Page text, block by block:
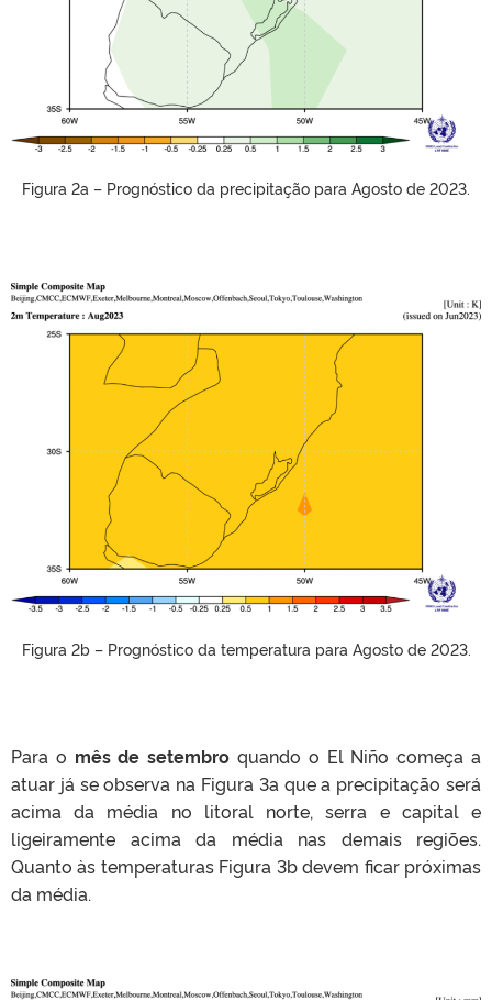
Figura 2a – Prognóstico da precipitação para Agosto de 2023.
Figura 2b – Prognóstico da temperatura para Agosto de 2023.
Para o mês de setembro quando o El Niño começa a
atuar já se observa na Figura 3a que a precipitação será
acima da média no litoral norte, serra e capital e
ligeiramente acima da média nas demais regiões.
Quanto às temperaturas Figura 3b devem ficar próximas
da média.